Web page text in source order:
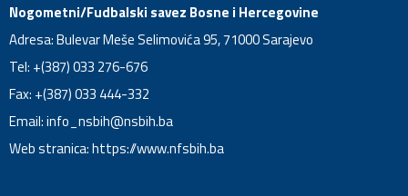
Nogometni/Fudbalski savez Bosne i Hercegovine
Adresa: Bulevar Meše Selimovića 95, 71000 Sarajevo
Tel: +(387) 033 276-676
Fax: +(387) 033 444-332
Email:info_nsbih@nsbih.ba
Web stranica: https://www.nfsbih.ba